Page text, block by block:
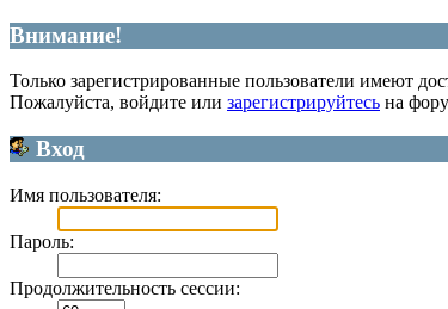
Внимание!
Только зарегистрированные пользователи имеют
Пожалуйста, войдите или зарегистрируйтесь на
Вход
Имя пользователя:
Пароль:
Продолжительность сессии: